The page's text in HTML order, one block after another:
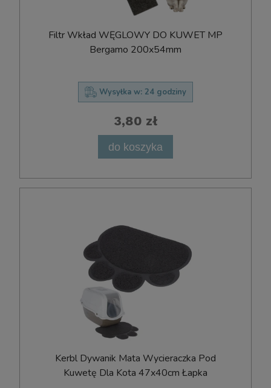
Filtr Wkład WĘGLOWY DO KUWET MP
Bergamo 200x54mm
Wysyłka w: 24 godziny
3,80 zł
do koszyka
Kerbl Dywanik Mata Wycieraczka Pod
Kuwetę Dla Kota 47x40cm Łapka